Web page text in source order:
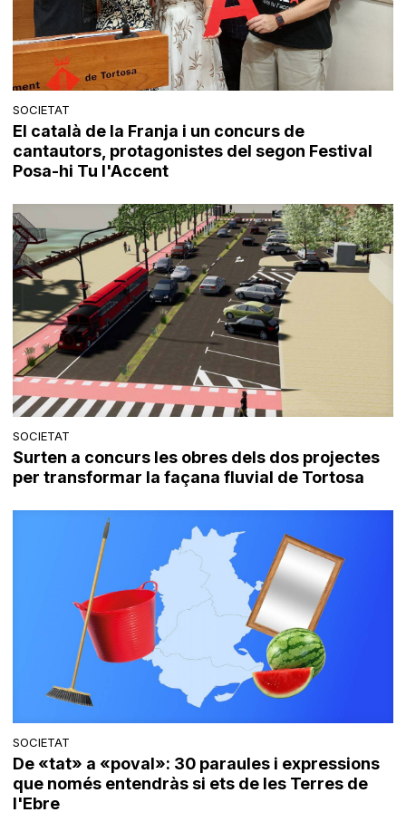
SOCIETAT
El català de la Franja i un concurs de
cantautors, protagonistes del segon Festival
Posa-hi Tu l'Accent
SOCIETAT
Surten a concurs les obres dels dos projectes
per transformar la façana fluvial de Tortosa
SOCIETAT
De «tat» a «poval»: 30 paraules i expressions
que només entendràs si ets de les Terres de
l'Ebre